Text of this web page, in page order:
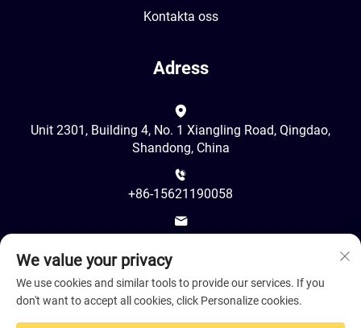
Kontakta oss
Adress
Unit 2301, Building 4, No. 1 Xiangling Road, Qingdao,
Shandong, China
+86-15621190058
We value your privacy
We use cookies and similar tools to provide our services. If you
don't want to accept all cookies, click Personalize cookies.